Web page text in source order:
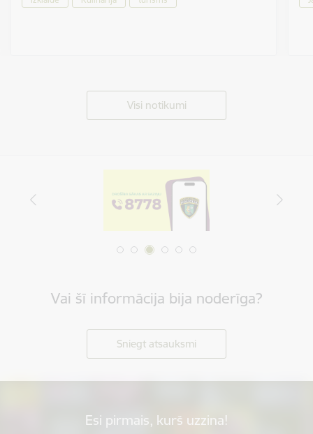
Visi notikumi
Vai šī informācija bija noderīga?
Sniegt atsauksmi
Esi pirmais, kurš uzzina!